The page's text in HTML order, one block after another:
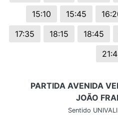
15:10
15:45
17:35
18:15 18:45
PARTIDA AVENIDA
JOÃO
Sentido